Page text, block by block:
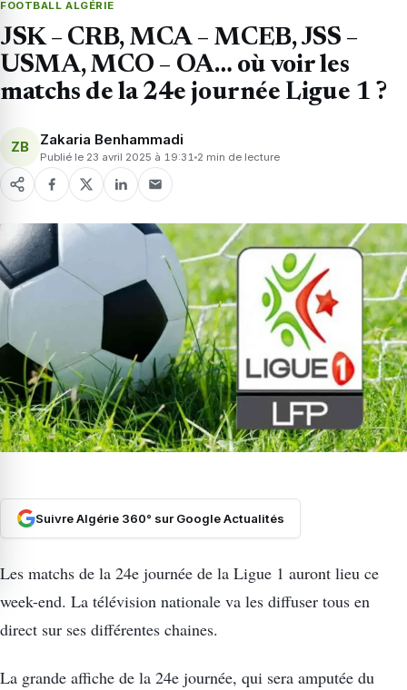
FOOTBALL ALGÉRIE
JSK – CRB, MCA – MCEB, JSS –
USMA, MCO – OA… où voir les
matchs de la 24e journée Ligue 1 ?
ZB Zakaria Benhammadi
Publié le 23 avril 2025 à 19:31 2 min de lecture
Suivre Algérie 360° sur Google Actualités
Les matchs de la 24e journée de la Ligue 1 auront lieu ce
week-end. La télévision nationale va les diffuser tous en
direct sur ses différentes chaines.
La grande affiche de la 24e journée, qui sera amputée du